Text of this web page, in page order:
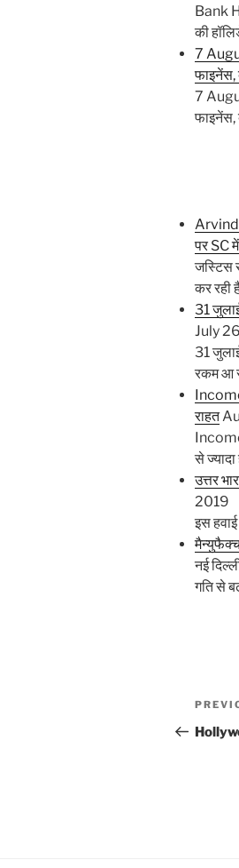
Bank
की
7
फाइनेंस,
7
फाइनेंस,
Arvind
पर SC
जस्टिस
कर रही
31
July
31
रकम आ
राहत
से ज्यादा
उत्तर
2019
इस
नई
गति से
Post